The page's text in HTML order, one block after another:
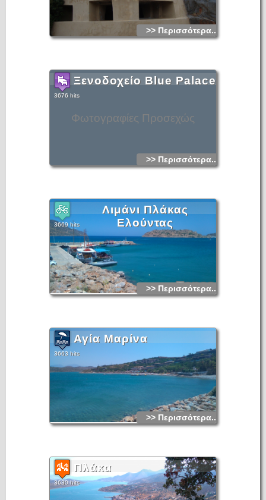
>> Περισσότερα...
Φωτογραφίες Προσεχώς
Ξενοδοχείο Blue Palace
3676 hits
>> Περισσότερα...
Λιμάνι Πλάκας
Ελούντας
3669 hits
>> Περισσότερα...
Αγία Μαρίνα
3663 hits
>> Περισσότερα...
Πλάκα
3630 hits